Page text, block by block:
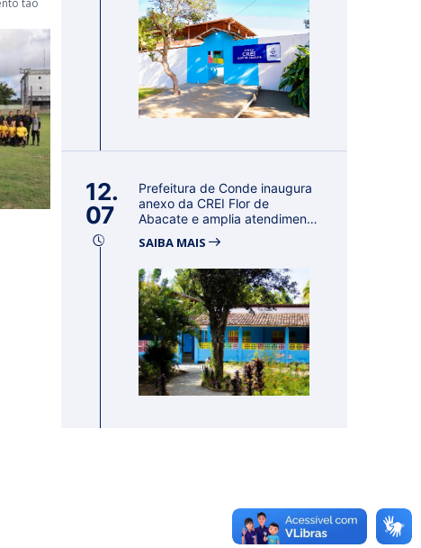
tão
12.
07
Prefeitura de Conde inaugura
anexo da CREI Flor de
Abacate e amplia atendimento
SAIBA MAIS